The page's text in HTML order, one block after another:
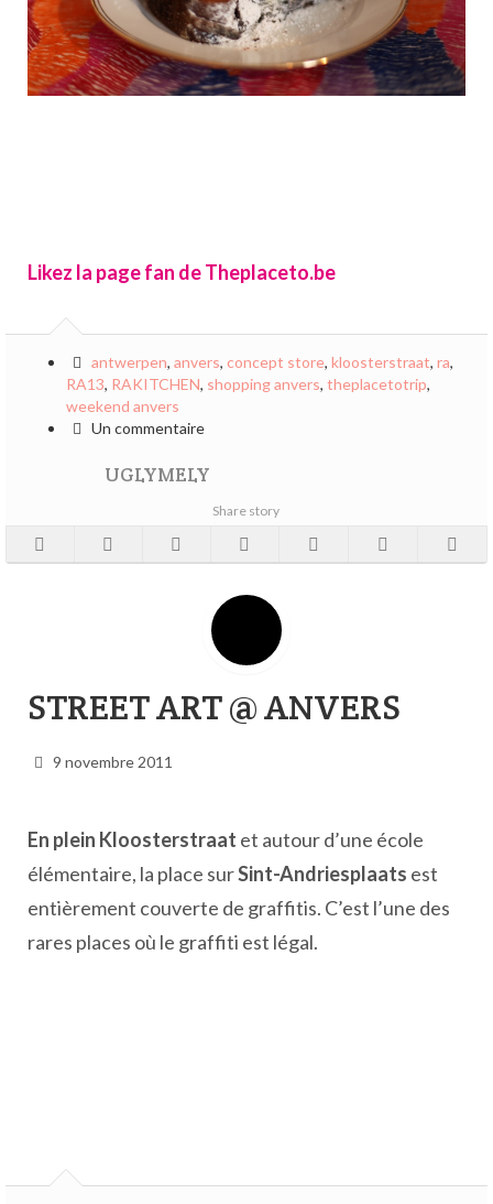
Likez la page fan de Theplaceto.be
antwerpen, anvers, concept store, kloosterstraat, ra,
RA13, RAKITCHEN, shopping anvers, theplacetotrip,
weekend anvers
Un commentaire
UGLYMELY
Share story
STREET ART @ ANVERS
9 novembre 2011
En plein Kloosterstraat et autour d’une école
élémentaire, la place surSint-Andriesplaats est
entièrement couverte de graffitis. C’est l’une des
rares places où le graffiti est légal.